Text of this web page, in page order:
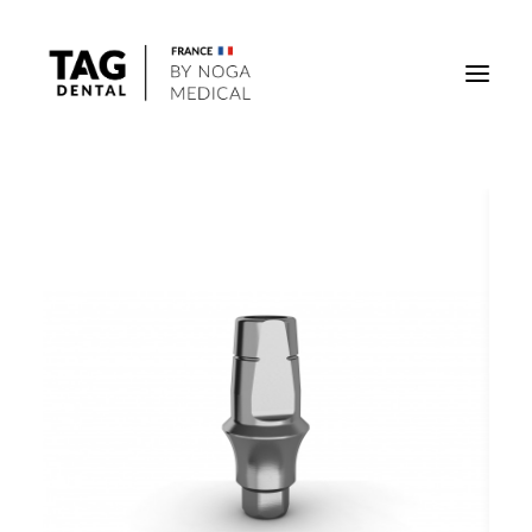
Outils
Solutions régénératives
DigiTag